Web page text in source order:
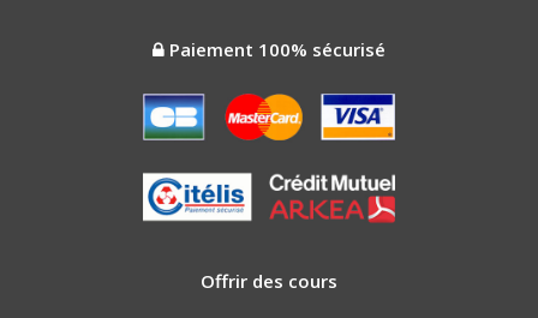
Paiement 100% sécurisé
Offrir des cours